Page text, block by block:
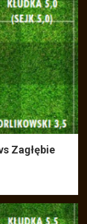
Zagłębie